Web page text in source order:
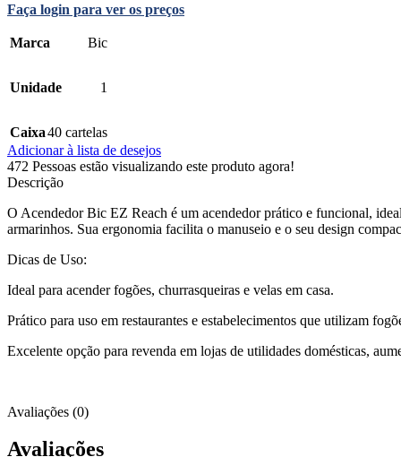
Faça login para ver os preços
Marca Bic
Unidade 1
Caixa40 cartelas
Adicionar à lista de desejos
472 Pessoas estão visualizando este produto agora!
Descrição
O Acendedor Bic EZ Reach é um acendedor prático e funcional,
armarinhos. Sua ergonomia facilita o manuseio e o seu design
Dicas de Uso:
Ideal para acender fogões, churrasqueiras e velas em casa.
Prático para uso em restaurantes e estabelecimentos que utilizam
Excelente opção para revenda em lojas de utilidades domésticas,
Avaliações (0)
Avaliações